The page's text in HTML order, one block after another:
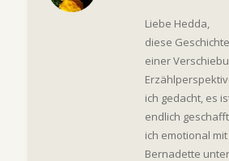
Liebe Hedda,
diese
einer
ich gedacht, es
endlich
ich emotional
Bernadette